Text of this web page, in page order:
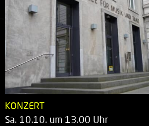
KONZERT
Sa. 10.10. um 13.00 Uhr